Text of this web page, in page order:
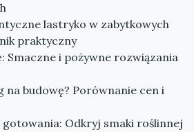
lastryko w zabytkowych
praktyczny
Smaczne i pożywne rozwiązania
budowę? Porównanie cen i
gotowania: Odkryj smaki roślinnej